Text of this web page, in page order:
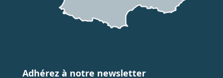
Adhérez à notre newsletter